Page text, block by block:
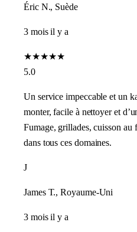
Éric N., Suède
3 mois il y a
★★★★★
5.0
Un service impeccable et un
monter, facile à nettoyer et
Fumage, grillades, cuisson au
dans tous ces domaines.
J
James T., Royaume-Uni
3 mois il y a